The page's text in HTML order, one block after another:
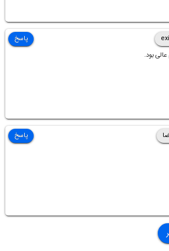
بود.
پاسخ
پاسخ